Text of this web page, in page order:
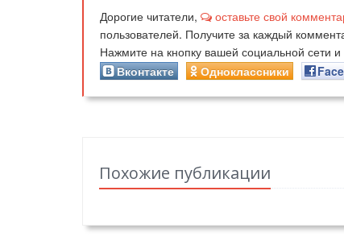
Дорогие читатели, оставьте свой
пользователей. Получите за каждый
Нажмите на кнопку вашей социальной сети
Вконтакте
Одноклассники
Похожие публикации